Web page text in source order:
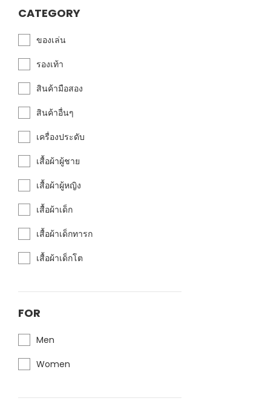
CATEGORY
ของเล่น
รองเท้า
สินค้ามือสอง
สินค้าอื่นๆ
เครื่องประดับ
เสื้อผ้าผู้ชาย
เสื้อผ้าผู้หญิง
เสื้อผ้าเด็ก
เสื้อผ้าเด็กทารก
เสื้อผ้าเด็กโต
FOR
Men
Women